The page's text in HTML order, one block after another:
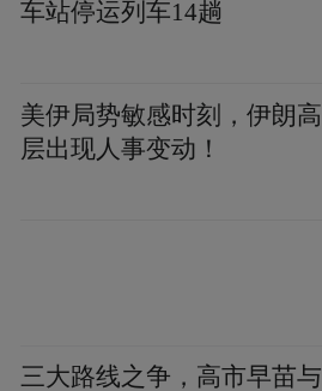
车站停运列车14趟
美伊局势敏感时刻，伊朗高
层出现人事变动！
三大路线之争，高市早苗与